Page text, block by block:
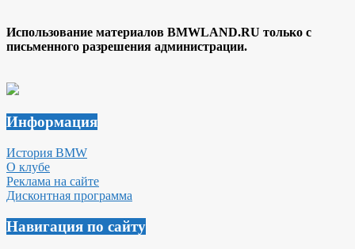
Использование материалов BMWLAND.RU только с
письменного разрешения администрации.
Информация
История BMW
О клубе
Реклама на сайте
Дисконтная программа
Навигация по сайту